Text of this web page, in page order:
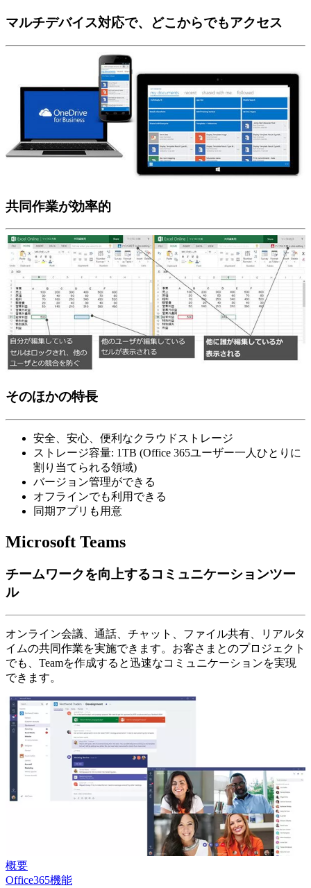
マルチデバイス対応で、どこからでもアクセス
共同作業が効率的
そのほかの特長
安全、安心、便利なクラウドストレージ
ストレージ容量: 1TB (Office 365ユーザー一人ひとりに
割り当てられる領域)
バージョン管理ができる
オフラインでも利用できる
同期アプリも用意
Microsoft Teams
チームワークを向上するコミュニケーションツー
ル
オンライン会議、通話、チャット、ファイル共有、リアルタ
イムの共同作業を実施できます。お客さまとのプロジェクト
でも、Teamを作成すると迅速なコミュニケーションを実現
できます。
概要
Office365機能